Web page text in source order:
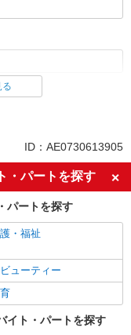
新卒歓迎
歓迎
代～）活躍中
代～）活躍中
賞与あり
日制
る
ID：AE0730613905
・パートを探す
パートを探す
・福祉
ューティー
イト・パートを探す